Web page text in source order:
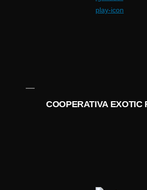
COOPERATIVA EXOTIC